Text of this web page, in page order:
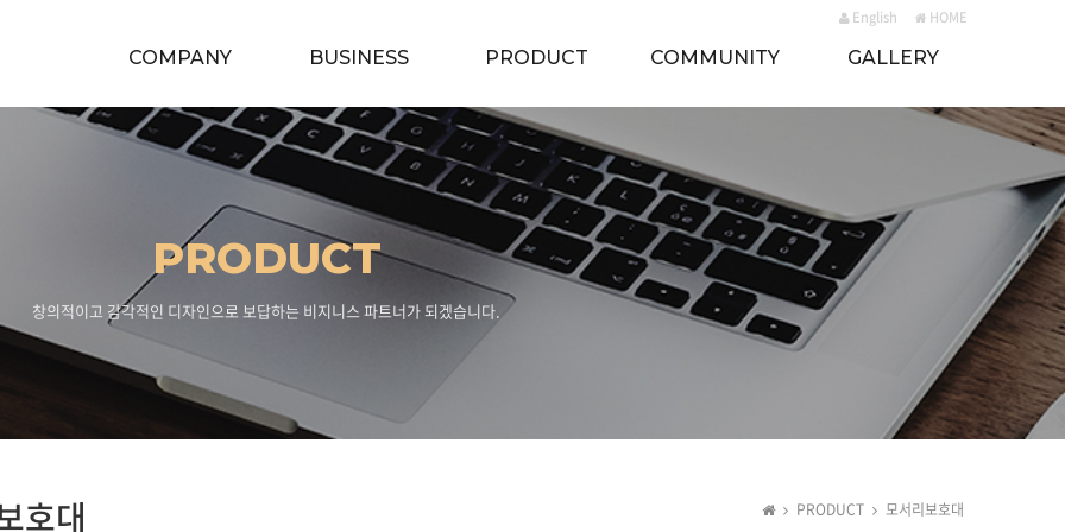
English HOME
COMPANY BUSINESS PRODUCT COMMUNITY GALLERY
PRODUCT
창의적이고 감각적인 디자인으로 보답하는 비지니스 파트너가 되겠습니다.
호대 PRODUCT 모서리보호대